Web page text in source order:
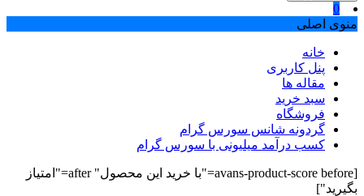
0
منوی اصلی
خانه
پنل کاربری
مقاله ها
سبد خرید
فروشگاه
گردونه شانس سورس گرام
کسب درآمد میلیونی با سورس گرام
[avans-product-score before="با خرید این محصول" after="امتیاز
بگیرید"]